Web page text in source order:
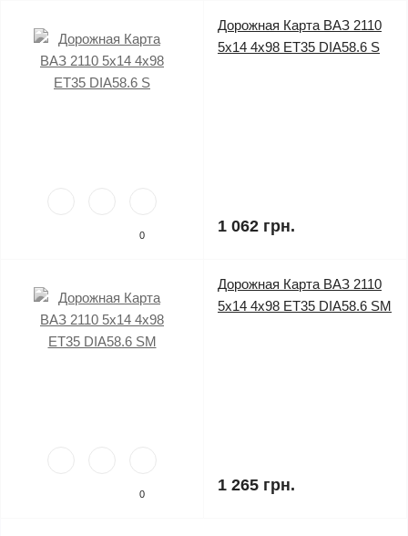
0
Дорожная Карта ВАЗ 2110
5x14 4x98 ET35 DIA58.6 S
1 062 грн.
0
Дорожная Карта ВАЗ 2110
5x14 4x98 ET35 DIA58.6 SM
1 265 грн.